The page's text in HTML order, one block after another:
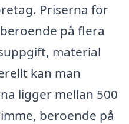
Priserna för
på flera
material
kan man
ligger mellan 500
beroende på